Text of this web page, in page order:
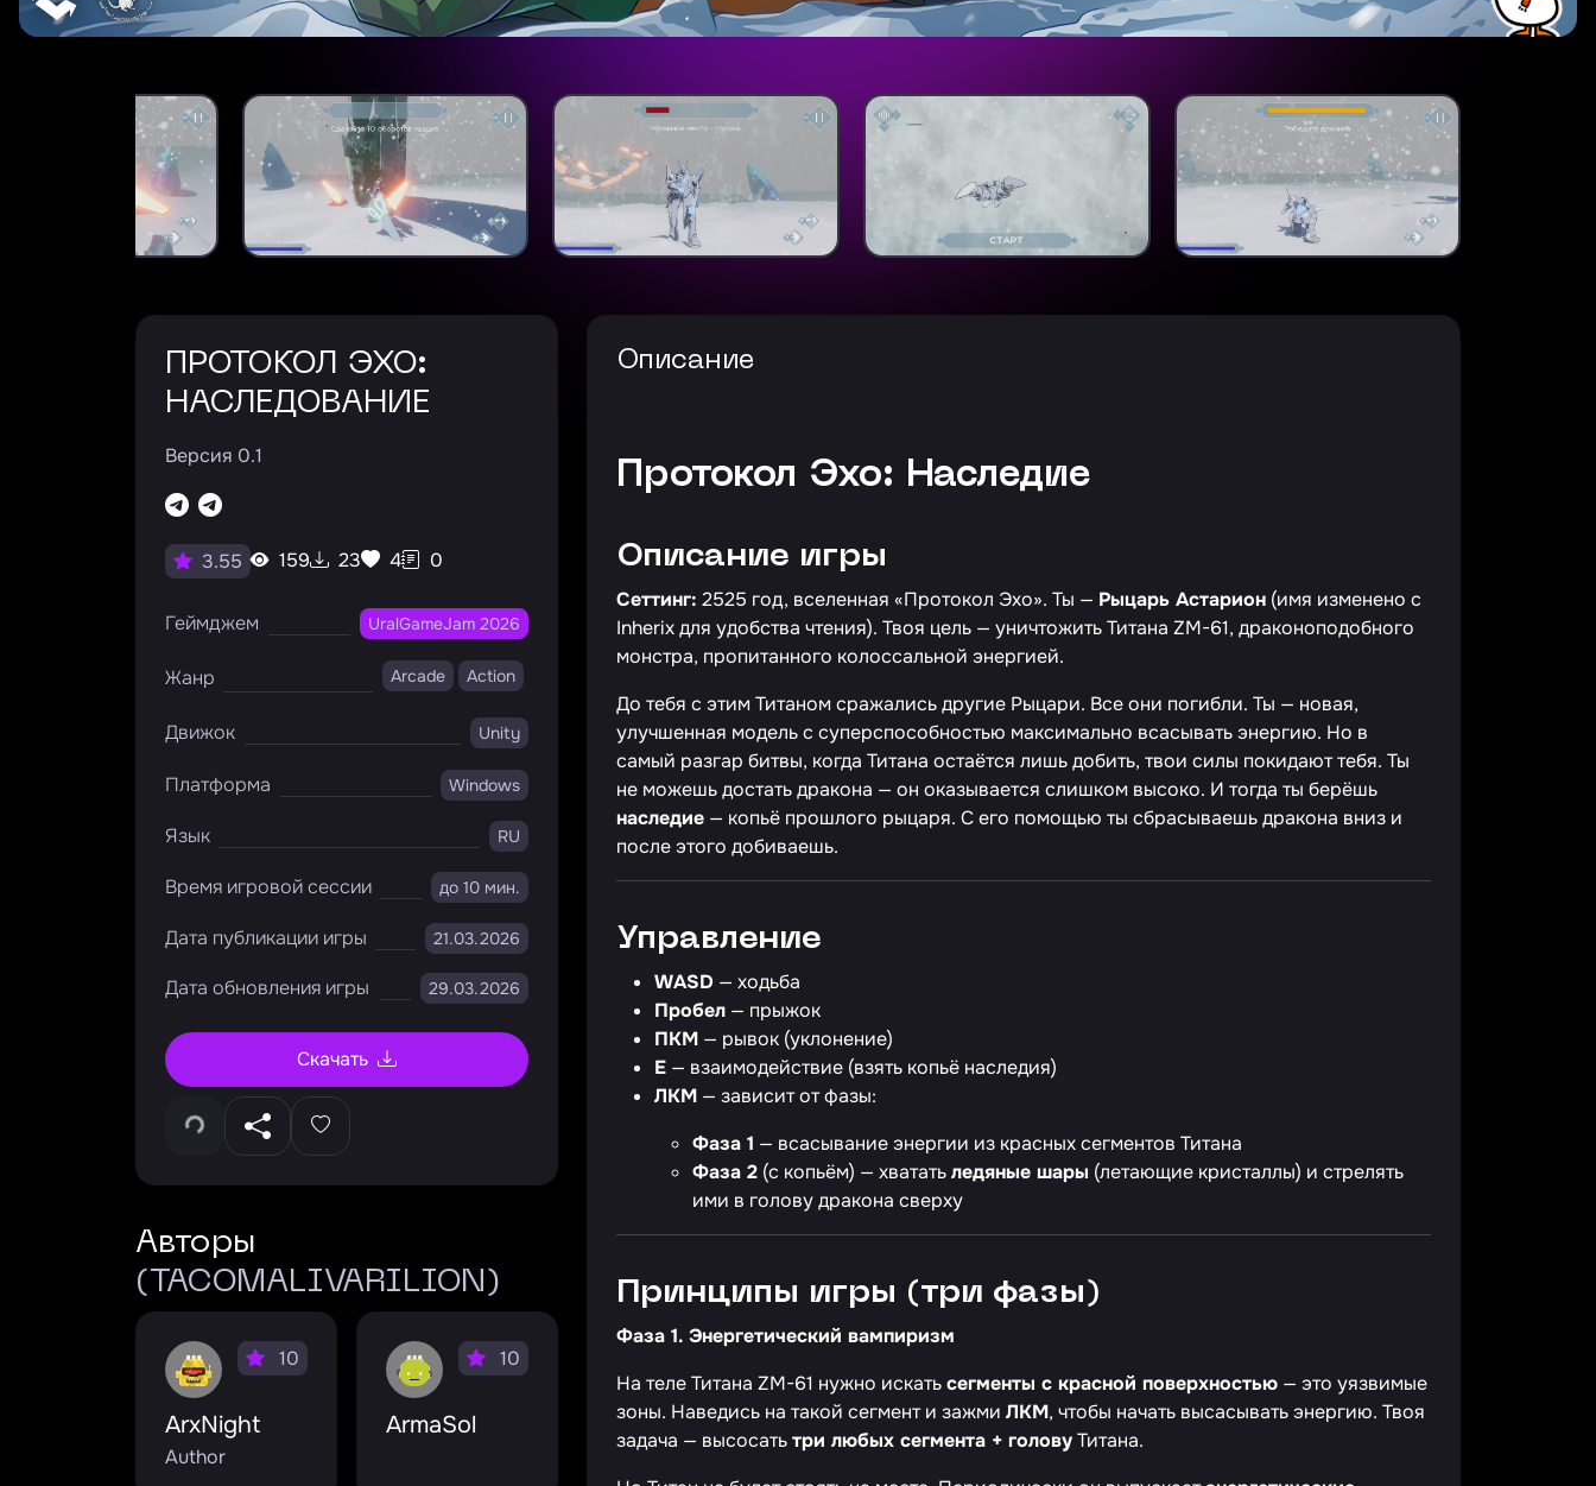
НАСЛЕДОВАНИЕ
Версия 0.1
3.55 159 23 4 0
Геймджем UralGameJam 2026
Жанр Arcade Action
Движок Unity
Платформа Windows
Язык RU
Время игровой сессии до 10 мин.
Дата публикации игры 21.03.2026
Дата обновления игры 29.03.2026
Скачать
Авторы
(TACOMALIVARILION)
ArxNight
Author
10
ArmaSol
10
Описание
Протокол Эхо: Наследие
Описание игры
Сеттинг: 2525 год, вселенная «Протокол Эхо». Ты — Рыцарь Астарион (имя изменено с
Inherix для удобства чтения). Твоя цель — уничтожить Титана ZM-61, драконоподобного
монстра, пропитанного колоссальной энергией.
До тебя с этим Титаном сражались другие Рыцари. Все они погибли. Ты — новая,
улучшенная модель с суперспособностью максимально всасывать энергию. Но в
самый разгар битвы, когда Титана остаётся лишь добить, твои силы покидают тебя. Ты
не можешь достать дракона — он оказывается слишком высоко. И тогда ты берёшь
наследие — копьё прошлого рыцаря. С его помощью ты сбрасываешь дракона вниз и
после этого добиваешь.
Управление
WASD — ходьба
Пробел — прыжок
ПКМ — рывок (уклонение)
E — взаимодействие (взять копьё наследия)
ЛКМ — зависит от фазы:
Фаза 1 — всасывание энергии из красных сегментов Титана
Фаза 2 (с копьём) — хвататьледяные шары (летающие кристаллы) и стрелять
ими в голову дракона сверху
Принципы игры (три фазы)
Фаза 1. Энергетический вампиризм
На теле Титана ZM-61 нужно искатьсегменты с красной поверхностью — это уязвимые
зоны. Наведись на такой сегмент и зажми ЛКМ, чтобы начать высасывать энергию. Твоя
задача — высосатьтри любых сегмента + головуТитана.